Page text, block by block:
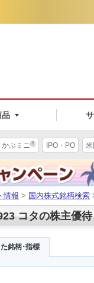
品
かぶミニ® IPO・PO
情報 > 国内株式銘柄検索
コタの株主優待
銘柄･指標